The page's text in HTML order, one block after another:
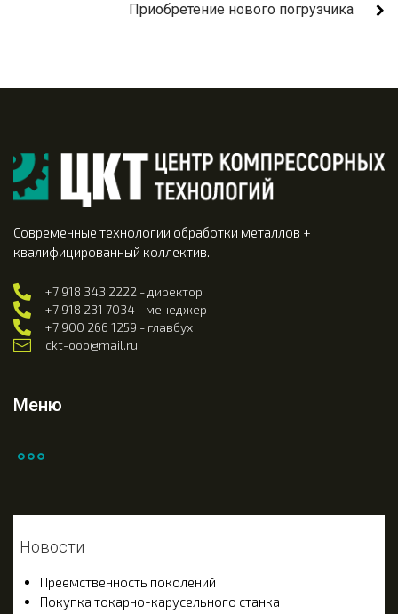
Приобретение нового погрузчика
Современные технологии обработки металлов +
квалифицированный коллектив.
+7 918 343 2222 - директор
+7 918 231 7034 - менеджер
+7 900 266 1259 - главбух
ckt-ooo@mail.ru
Меню
Новости
Преемственность поколений
Покупка токарно-карусельного станка